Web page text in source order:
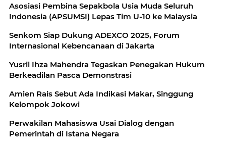
Asosiasi Pembina Sepakbola Usia Muda Seluruh
Indonesia (APSUMSI) Lepas Tim U-10 ke Malaysia
Senkom Siap Dukung ADEXCO 2025, Forum
Internasional Kebencanaan di Jakarta
Yusril Ihza Mahendra Tegaskan Penegakan Hukum
Berkeadilan Pasca Demonstrasi
Amien Rais Sebut Ada Indikasi Makar, Singgung
Kelompok Jokowi
Perwakilan Mahasiswa Usai Dialog dengan
Pemerintah di Istana Negara